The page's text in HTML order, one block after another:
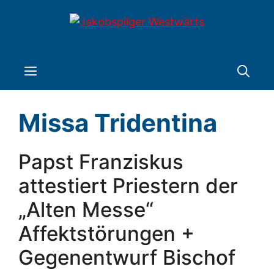
Menü
Missa Tridentina
Papst Franziskus
attestiert Priestern der
„Alten Messe“
Affektstörungen +
Gegenentwurf Bischof